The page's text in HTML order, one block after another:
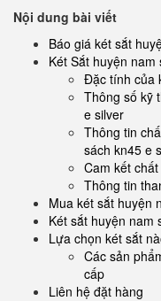
Nội dung bài viết
Báo giá két sắt
Két Sắt huyện nam
Đặc tính của
Thông số kỹ
e silver
Thông tin
sách kn45 e
Cam kết
Thông tin
Mua két sắt huyện
Két sắt huyện nam
Lựa chọn két sắt
Các sản
cấp
Liên hệ đặt hàng